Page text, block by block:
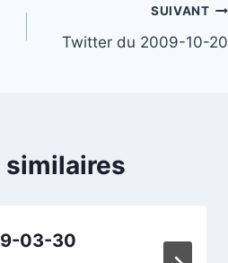
SUIVANT
Twitter du 2009-10-20
03-30